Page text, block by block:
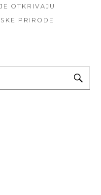
OTKRIVAJU
PRIRODE